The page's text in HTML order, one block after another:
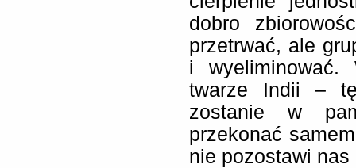
dobro
przetrwać, ale
i
twarze Indii –
zostanie w
przekonać
nie pozostawi nas